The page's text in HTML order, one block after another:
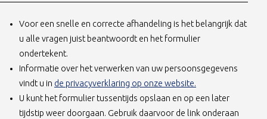
Voor een snelle en correcte afhandeling is het belangrijk dat
u alle vragen juist beantwoordt en het formulier
ondertekent.
Informatie over het verwerken van uw persoonsgegevens
vindt u in de privacyverklaring op onze website.
U kunt het formulier tussentijds opslaan en op een later
tijdstip weer doorgaan. Gebruik daarvoor de link onderaan